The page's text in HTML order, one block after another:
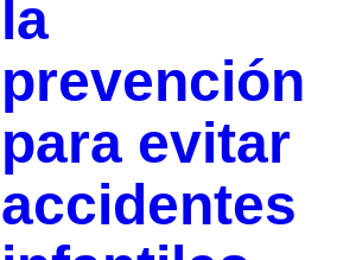
la
prevención
para evitar
accidentes